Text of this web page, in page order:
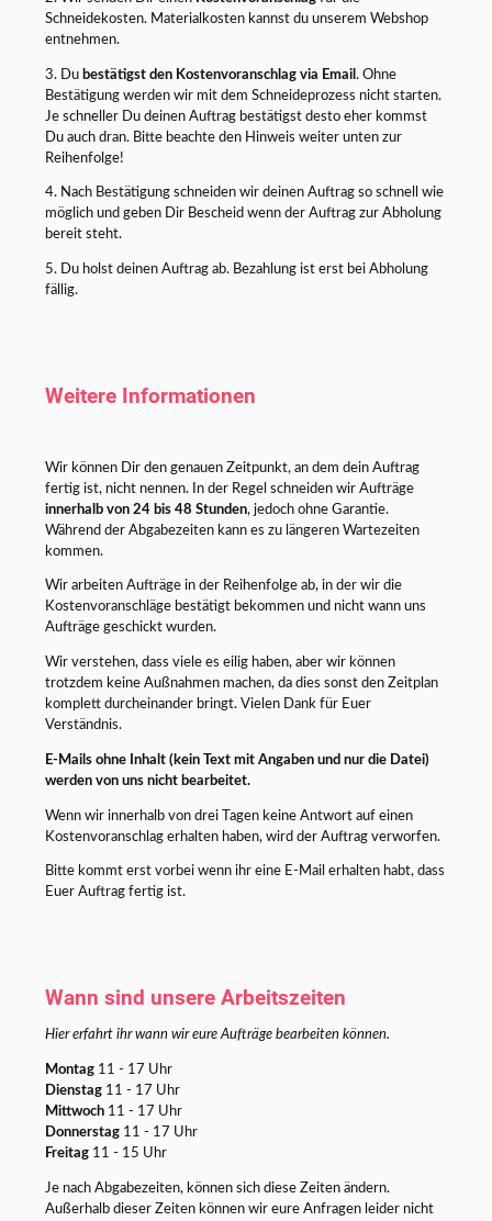
Schneidekosten. Materialkosten kannst du unserem Webshop
entnehmen.
3. Du bestätigst den Kostenvoranschlag via Email . Ohne
Bestätigung werden wir mit dem Schneideprozess nicht starten.
Je schneller Du deinen Auftrag bestätigst desto eher kommst
Du auch dran. Bitte beachte den Hinweis weiter unten zur
Reihenfolge!
4. Nach Bestätigung schneiden wir deinen Auftrag so schnell wie
möglich und geben Dir Bescheid wenn der Auftrag zur Abholung
bereit steht.
5. Du holst deinen Auftrag ab. Bezahlung ist erst bei Abholung
fällig.
Weitere Informationen
Wir können Dir den genauen Zeitpunkt, an dem dein Auftrag
fertig ist, nicht nennen. In der Regel schneiden wir Aufträge
innerhalb von 24 bis 48 Stunden, jedoch ohne Garantie.
Während der Abgabezeiten kann es zu längeren Wartezeiten
kommen.
Wir arbeiten Aufträge in der Reihenfolge ab, in der wir die
Kostenvoranschläge bestätigt bekommen und nicht wann uns
Aufträge geschickt wurden.
Wir verstehen, dass viele es eilig haben, aber wir können
trotzdem keine Außnahmen machen, da dies sonst den Zeitplan
komplett durcheinander bringt. Vielen Dank für Euer
Verständnis.
E-Mails ohne Inhalt (kein Text mit Angaben und nur die Datei)
werden von uns nicht bearbeitet.
Wenn wir innerhalb von drei Tagen keine Antwort auf einen
Kostenvoranschlag erhalten haben, wird der Auftrag verworfen.
Bitte kommt erst vorbei wenn ihr eine E-Mail erhalten habt, dass
Euer Auftrag fertig ist.
Wann sind unsere Arbeitszeiten
Hier erfahrt ihr wann wir eure Aufträge bearbeiten können.
Montag 11 - 17 Uhr
Dienstag 11 - 17 Uhr
Mittwoch 11 - 17 Uhr
Donnerstag 11 - 17 Uhr
Freitag 11 - 15 Uhr
Je nach Abgabezeiten, können sich diese Zeiten ändern.
Außerhalb dieser Zeiten können wir eure Anfragen leider nicht